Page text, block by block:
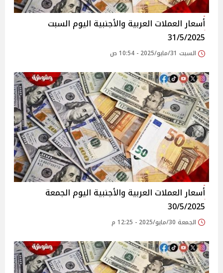
أسعار العملات العربية والأجنبية اليوم السبت
31/5/2025
السبت 31/مايو/2025 - 10:54 ص
أسعار العملات العربية والأجنبية اليوم الجمعة
30/5/2025
الجمعة 30/مايو/2025 - 12:25 م